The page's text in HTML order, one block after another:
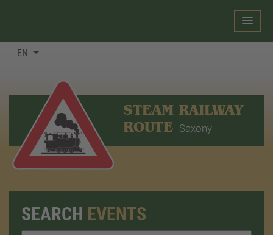
EN
STEAM RAILWAY
ROUTE Saxony
SEARCH EVENTS